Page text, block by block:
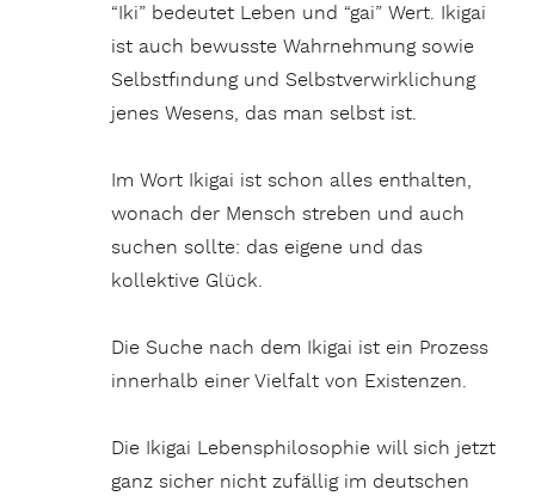
“Iki” bedeutet Leben und “gai” Wert. Ikigai
ist auch bewusste Wahrnehmung sowie
Selbstfindung und Selbstverwirklichung
jenes Wesens, das man selbst ist.
Im Wort Ikigai ist schon alles enthalten,
wonach der Mensch streben und auch
suchen sollte: das eigene und das
kollektive Glück.
Die Suche nach dem Ikigai ist ein Prozess
innerhalb einer Vielfalt von Existenzen.
Die Ikigai Lebensphilosophie will sich jetzt
ganz sicher nicht zufällig im deutschen